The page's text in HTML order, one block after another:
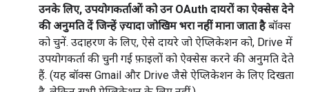
उनके लिए, उपयोगकर्ताओं को उन OAuth दायरों का ऐक्सेस देने
की अनुमति दें जिन्हें ज़्यादा जोखिम भरा नहीं माना जाता हैबॉक्स
को चुनें. उदाहरण के लिए, ऐसे दायरे जो ऐप्लिकेशन को, Drive में
उपयोगकर्ता की चुनी गई फ़ाइलों को ऐक्सेस करने की अनुमति देते
हैं. (यह बॉक्स Gmail और Drive जैसे ऐप्लिकेशन के लिए दिखता